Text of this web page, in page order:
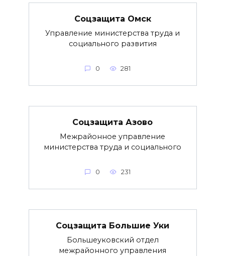
Соцзащита Омск
Управление министерства труда и
социального развития
0 281
Соцзащита Азово
Межрайонное управление
министерства труда и социального
0 231
Соцзащита Большие Уки
Большеуковский отдел
межрайонного управления